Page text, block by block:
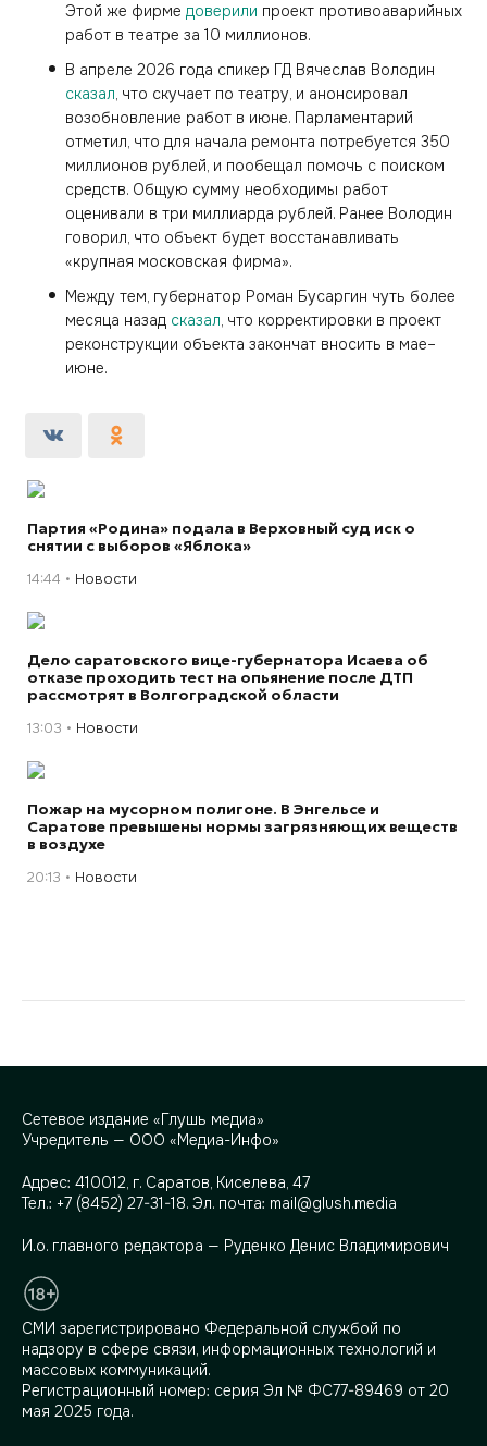
Этой же фирме доверили проект противоаварийных
работ в театре за 10 миллионов.
В апреле 2026 года спикер ГД Вячеслав Володин
сказал, что скучает по театру, и анонсировал
возобновление работ в июне. Парламентарий
отметил, что для начала ремонта потребуется 350
миллионов рублей, и пообещал помочь с поиском
средств. Общую сумму необходимы работ
оценивали в три миллиарда рублей. Ранее Володин
говорил, что объект будет восстанавливать
«крупная московская фирма».
Между тем, губернатор Роман Бусаргин чуть более
месяца назад сказал, что корректировки в проект
реконструкции объекта закончат вносить в мае–
июне.
Партия «Родина» подала в Верховный суд иск о
снятии с выборов «Яблока»
14:44 Новости
Дело саратовского вице-губернатора Исаева об
отказе проходить тест на опьянение после ДТП
рассмотрят в Волгоградской области
13:03 Новости
Пожар на мусорном полигоне. В Энгельсе и
Саратове превышены нормы загрязняющих веществ
в воздухе
20:13 Новости
Сетевое издание «Глушь медиа»
Учредитель — ООО «Медиа-Инфо»
Адрес: 410012, г. Саратов, Киселева, 47
Тел.: +7 (8452) 27-31-18. Эл. почта: mail@glush.media
И.о. главного редактора — Руденко Денис Владимирович
СМИ зарегистрировано Федеральной службой по
надзору в сфере связи, информационных технологий и
массовых коммуникаций.
Регистрационный номер: серия Эл № ФС77-89469 от 20
мая 2025 года.